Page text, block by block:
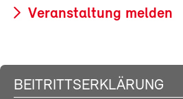
Veranstaltung melden
BEITRITTSERKLÄRUNG